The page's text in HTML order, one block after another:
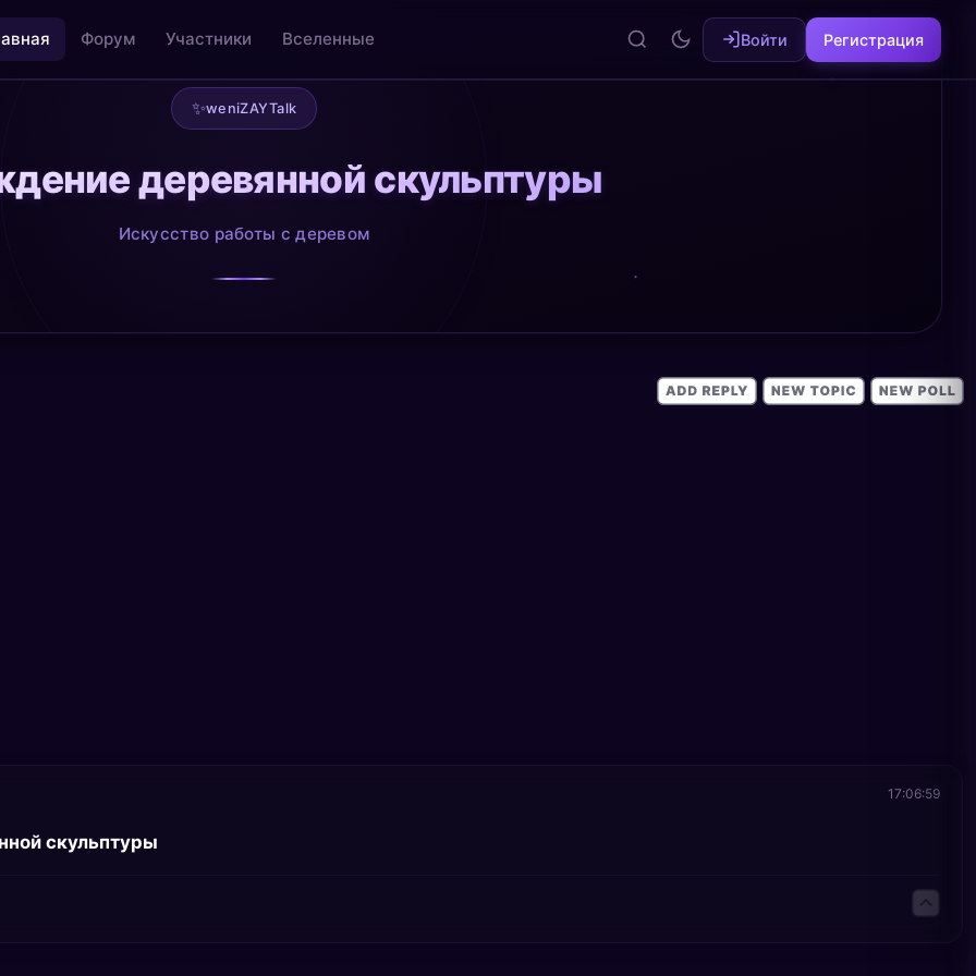
Форум Участники Вселенные Войти Регистрация
Творчество как медитация
✨weniZAYTalk
деревянной скульптуры
Искусство работы с деревом
17:06:59
скульптуры